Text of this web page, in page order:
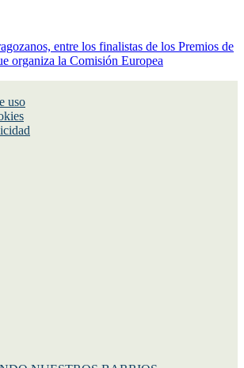
entre los finalistas de los Premios de
organiza la Comisión Europea
uso